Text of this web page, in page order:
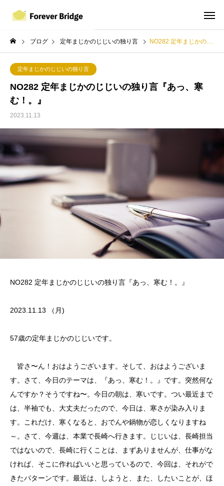
ブログ 定年まじかのじじいの独り言 NO282 定年まじかのじじいの独り言『あっ、寒む！。』
定年まじかのじじいの独り言
NO282 定年まじかのじじいの独り言『あっ、寒
む！。』
2023.11.13
NO282 定年まじかのじじいの独り言『あっ、寒む！。』
2023.11.13 （月)
57歳の定年まじかのじじいです。
皆さ〜ん！おはようございます。そして、おはようございま
す。さて、今日のテーマは、『あっ、寒む！。』です。突然何な
んですか？そうですね〜。今日の朝は、寒いです。つい最近まで
は、半袖でも、大丈夫だったので、今日は、寒さが染み入りま
す。これだけ、寒くなると、おでんや鍋物が恋しくなりますね
～。さて、今週は、本業で長崎へ行きます。じじいは、長崎担当
ではないので、長崎に行くことは、まずありませんが、仕事がな
ければ、そこに作ればいいと思っているので、今回は、それがで
きたパターンです。最近は、しようと、また、したいことが、ほ